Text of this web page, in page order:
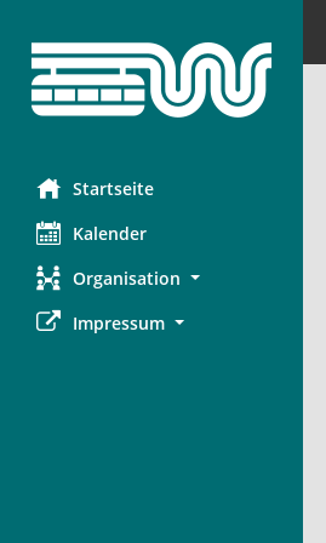
Startseite
Kalender
Organisation
Impressum